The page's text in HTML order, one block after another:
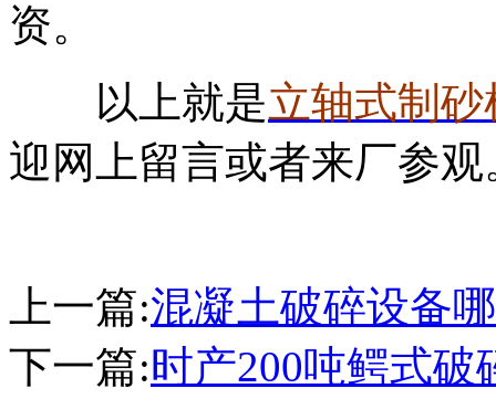
资。
以上就是立轴式制砂
迎网上留言或者来厂参
上一篇:混凝土破碎设备
下一篇:时产200吨鳄式